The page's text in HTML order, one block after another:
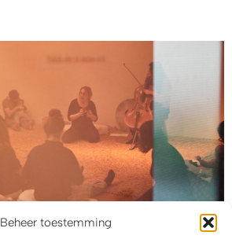
Beheer toestemming